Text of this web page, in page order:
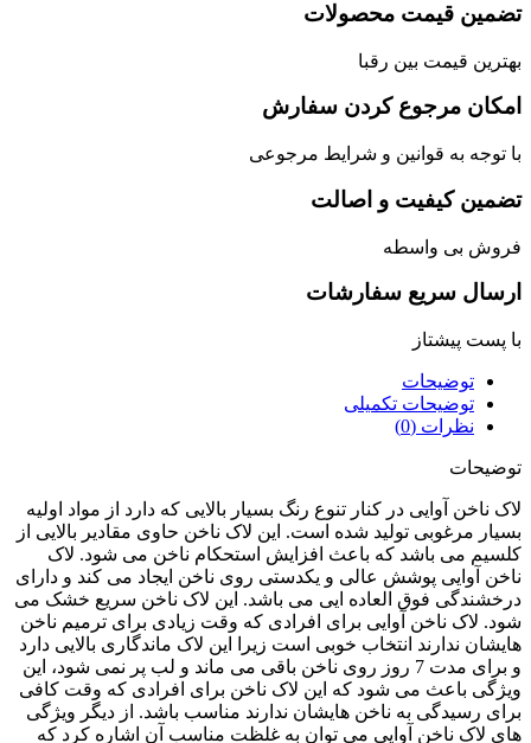
قیمت محصولات
قیمت بین رقبا
مرجوع کردن سفارش
به قوانین و شرایط مرجوعی
کیفیت و اصالت
بی واسطه
سریع سفارشات
پیشتاز
توضیحات
توضیحات تکمیلی
نظرات (0)
ناخن آوایی در کنار تنوع رنگ بسیار بالایی که دارد از مواد اولیه
مرغوبی تولید شده است. این لاک ناخن حاوی مقادیر بالایی از
می باشد که باعث افزایش استحکام ناخن می شود. لاک
آوایی پوشش عالی و یکدستی روی ناخن ایجاد می کند و دارای
فوق العاده ایی می باشد. این لاک ناخن سریع خشک می
لاک ناخن آوایی برای افرادی که وقت زیادی برای ترمیم ناخن
ندارند انتخاب خوبی است زیرا این لاک ماندگاری بالایی دارد
و برای مدت 7 روز روی ناخن باقی می ماند و لب پر نمی شود، این
باعث می شود که این لاک ناخن برای افرادی که وقت کافی
رسیدگی به ناخن هایشان ندارند مناسب باشد. از دیگر ویژگی
لاک ناخن آوایی می توان به غلظت مناسب آن اشاره کرد که